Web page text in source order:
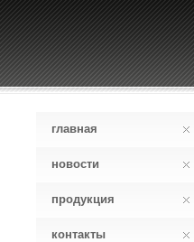
главная
новости
продукция
контакты